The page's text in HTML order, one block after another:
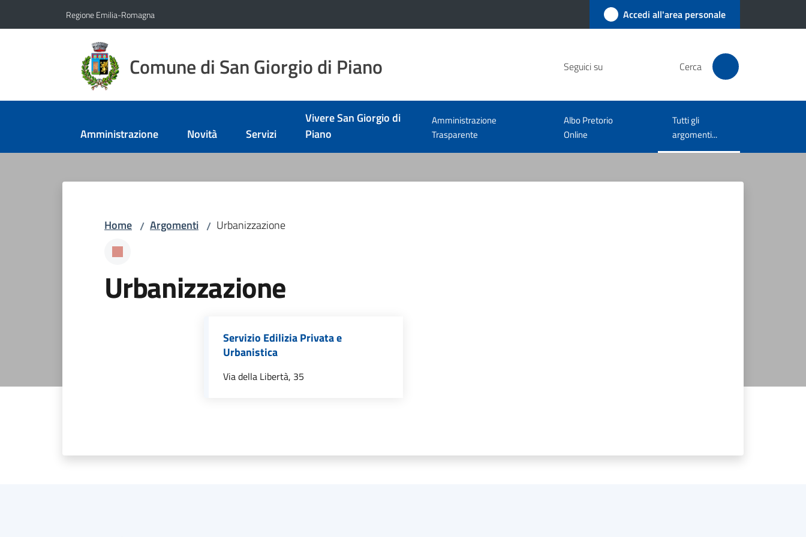
Regione Emilia-Romagna Accedi all'area personale
Comune di San Giorgio di Piano Seguici su Cerca
Amministrazione Novità Servizi
Vivere San Giorgio di
Piano
Amministrazione
Trasparente
Albo Pretorio
Online
Tutti gli
argomenti...
Menu selezionato
Home / Argomenti / Urbanizzazione
Urbanizzazione
Servizio Edilizia Privata e
Urbanistica
Via della Libertà, 35